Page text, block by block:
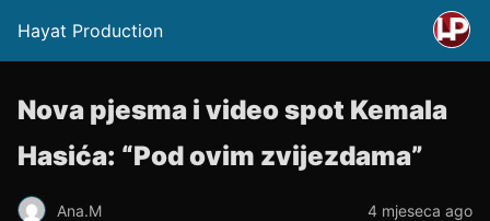
Hayat Production
Nova pjesma i video spot Kemala
Hasića: “Pod ovim zvijezdama”
Ana.M 4 mjeseca ago